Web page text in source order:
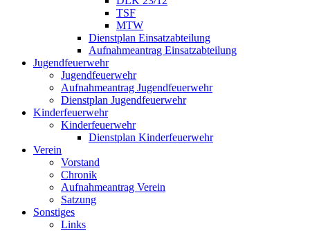
TSF
MTW
Dienstplan Einsatzabteilung
Aufnahmeantrag Einsatzabteilung
Jugendfeuerwehr
Jugendfeuerwehr
Aufnahmeantrag Jugendfeuerwehr
Dienstplan Jugendfeuerwehr
Kinderfeuerwehr
Kinderfeuerwehr
Dienstplan Kinderfeuerwehr
Verein
Vorstand
Chronik
Aufnahmeantrag Verein
Satzung
Sonstiges
Links